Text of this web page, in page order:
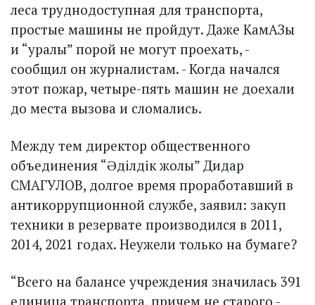
леса труднодоступная для транспорта,
простые машины не пройдут. Даже КамАЗы
и “уралы” порой не могут про­ехать, -
сообщил он журналистам. - Когда начался
этот пожар, четыре-пять машин не доехали
до места вызова и сломались.
Между тем директор общественного
объединения “Əділдік жолы” Дидар
СМАГУЛОВ, долгое время проработавший в
антикоррупционной службе, заявил: закуп
техники в резервате производился в 2011,
2014, 2021 годах. Неужели только на бумаге?
“Всего на балансе учреждения значилась 391
единица транспорта, причем не старого -